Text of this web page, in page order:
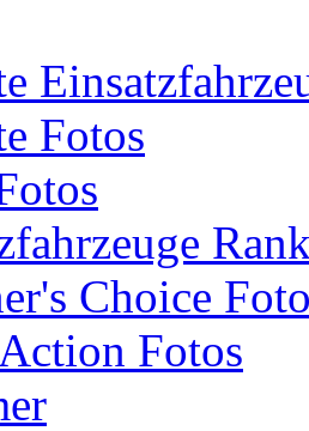
Fotos
Choice
Fotos